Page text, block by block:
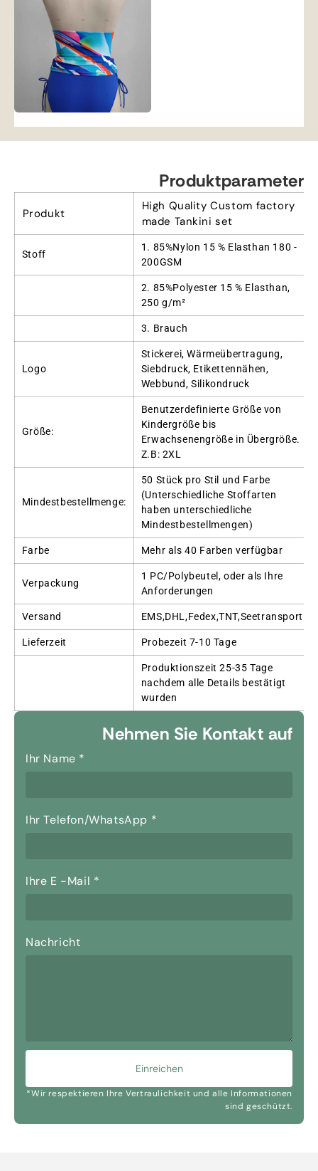
Produktparameter
Produkt
High Quality Custom factory
made Tankini set
Stoff
1. 85%Nylon 15 % Elasthan 180 -
200GSM
2. 85%Polyester 15 % Elasthan,
250 g/m²
3. Brauch
Logo
Stickerei, Wärmeübertragung,
Siebdruck, Etikettennähen,
Webbund, Silikondruck
Größe:
Benutzerdefinierte Größe von
Kindergröße bis
Erwachsenengröße in Übergröße.
Z.B: 2XL
Mindestbestellmenge:
50 Stück pro Stil und Farbe
(Unterschiedliche Stoffarten
haben unterschiedliche
Mindestbestellmengen)
Farbe Mehr als 40 Farben verfügbar
Verpackung
1 PC/Polybeutel, oder als Ihre
Anforderungen
Versand EMS,DHL,Fedex,TNT,Seetransport
Lieferzeit Probezeit 7-10 Tage
Produktionszeit 25-35 Tage
nachdem alle Details bestätigt
wurden
Nehmen Sie Kontakt auf
Ihr Name *
Ihr Telefon/WhatsApp *
Ihre E -Mail *
Nachricht
Einreichen
*Wir respektieren Ihre Vertraulichkeit und alle Informationen
sind geschützt.